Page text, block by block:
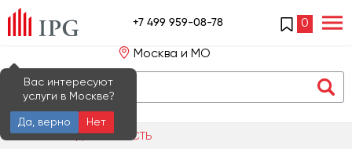
+7 499 959-08-78 0
Москва и МО
Вас интересуют
услуги в Москве?
Да, верно
Нет
ОФИСНАЯ НЕДВИЖИМОСТЬ